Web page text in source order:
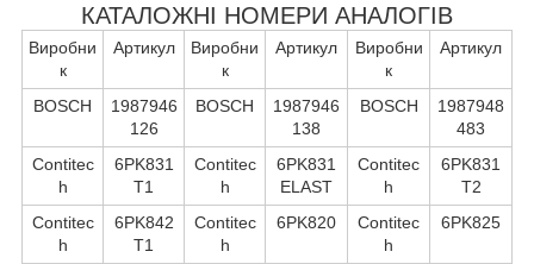
КАТАЛОЖНІ НОМЕРИ АНАЛОГІВ
Виробни
к
Артикул
Виробни
к
Артикул
Виробни
к
Артикул
BOSCH
1987946
126
BOSCH
1987946
138
BOSCH
1987948
483
Contitec
h
6PK831
T1
Contitec
h
6PK831
ELAST
Contitec
h
6PK831
T2
Contitec
h
6PK842
T1
Contitec
h
6PK820
Contitec
h
6PK825